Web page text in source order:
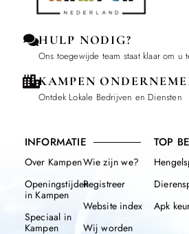
HULP NODIG?
Ons toegewijde team staat klaar om u
KAMPEN
Ontdek Lokale Bedrijven en Diensten
INFORMATIE
Over Kampen
Openingstijden
in Kampen
Speciaal in
Kampen
Wie zijn we?
Registreer
Website index
Wij worden
TOP
Apk